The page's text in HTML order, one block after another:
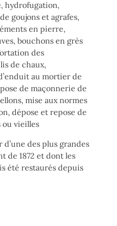
hydrofugation,
goujons et agrafes,
en pierre,
bouchons en grès
des
de chaux,
au mortier de
de maçonnerie de
mise aux normes
dépose et repose de
ou vieilles
d’une des plus grandes
de 1872 et dont les
été restaurés depuis